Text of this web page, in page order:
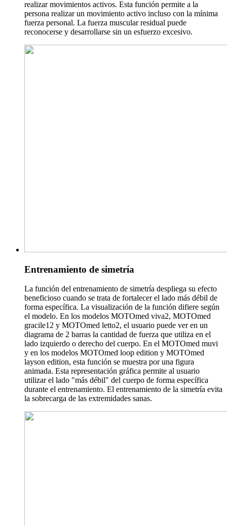
realizar movimientos activos. Esta función permite a la
persona realizar un movimiento activo incluso con la mínima
fuerza personal. La fuerza muscular residual puede
reconocerse y desarrollarse sin un esfuerzo excesivo.
Entrenamiento de simetría
La función del entrenamiento de simetría despliega su efecto
beneficioso cuando se trata de fortalecer el lado más débil de
forma específica. La visualización de la función difiere según
el modelo. En los modelos MOTOmed viva2, MOTOmed
gracile12 y MOTOmed letto2, el usuario puede ver en un
diagrama de 2 barras la cantidad de fuerza que utiliza en el
lado izquierdo o derecho del cuerpo. En el MOTOmed muvi
y en los modelos MOTOmed loop edition y MOTOmed
layson edition, esta función se muestra por una figura
animada. Esta representación gráfica permite al usuario
utilizar el lado "más débil" del cuerpo de forma específica
durante el entrenamiento. El entrenamiento de la simetría evita
la sobrecarga de las extremidades sanas.